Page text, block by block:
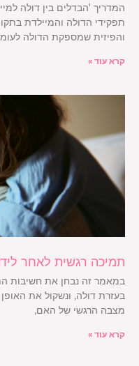
המדריך 'הבדלים בין דולה
תפקידי הדולה והמיילדת
והפיזית שמספקת הדולה
קרא עוד »
תמיכה רגשית לאחר
במאמר זה נבחן את חשיבות
בעזרת דולה, ונשקול את
מצבה הרגשי של האם,
קרא עוד »